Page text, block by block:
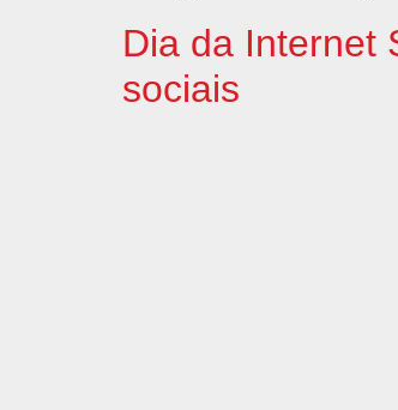
Dia da Internet
sociais